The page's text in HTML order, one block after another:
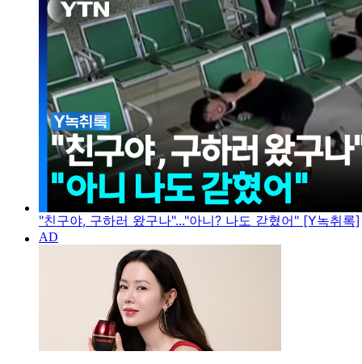
"친구야, 구하러 왔구나"..."아니? 나도 갇혔어" [Y녹취록]